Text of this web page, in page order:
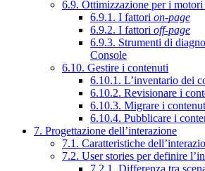
6.9. Ottimizzazione per i
6.9.1. I fattori on-page
6.9.2. I fattori off-page
6.9.3. Strumenti di
Console
6.10. Gestire i contenuti
6.10.1. L’inventario dei
6.10.2. Revisionare i
6.10.3. Migrare i
6.10.4. Pubblicare i
7. Progettazione dell’interazione
7.1. Caratteristiche
7.2. User stories per definire
7.2.1. Differenza tra